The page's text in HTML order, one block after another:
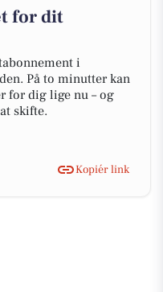
for dit
i
På to minutter kan
for dig lige nu – og
skifte.
Kopiér link